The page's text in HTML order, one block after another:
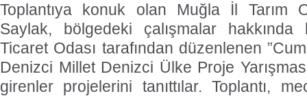
Toplantıya konuk olan Muğla İl Tarım
Saylak, bölgedeki çalışmalar
Ticaret Odası tarafından düzenlenen
Denizci Millet Denizci Ülke Proje
girenler projelerini tanıttılar. Toplantı,